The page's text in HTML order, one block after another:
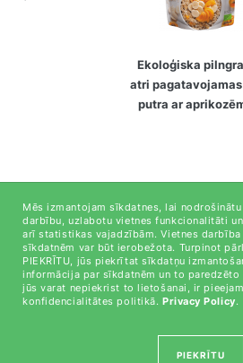
Mēs izmantojam sīkdatnes, lai
darbību, uzlabotu vietnes funkcionalitāti
arī statistikas vajadzībām. Vietnes
sīkdatnēm var būt ierobežota. Turpinot
PIEKRĪTU, jūs piekrītat sīkdatņu
informācija par sīkdatnēm un to paredzēto
jūs varat nepiekrist to lietošanai, ir
konfidencialitātes politikā. Privacy Policy.
PIEKRĪTU
Ekoloģiska
atri
putra ar
Par mums
Investori
All right reserved (C)